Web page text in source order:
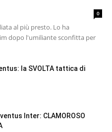
0
al più presto. Lo ha
dopo l'umiliante sconfitta per
la SVOLTA tattica di
Inter: CLAMOROSO